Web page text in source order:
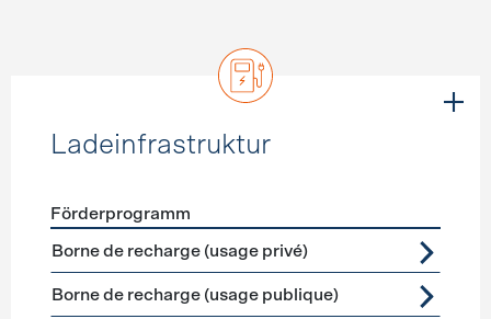
Ladeinfrastruktur
Förderprogramme Ladeinfrastruktur
Förderprogramm
Borne de recharge (usage privé)
Borne de recharge (usage publique)